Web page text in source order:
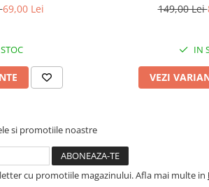
69,00 Lei
149,00 Lei
IN
VEZI
si promotiile noastre
cu promotiile magazinului. Afla mai multe in